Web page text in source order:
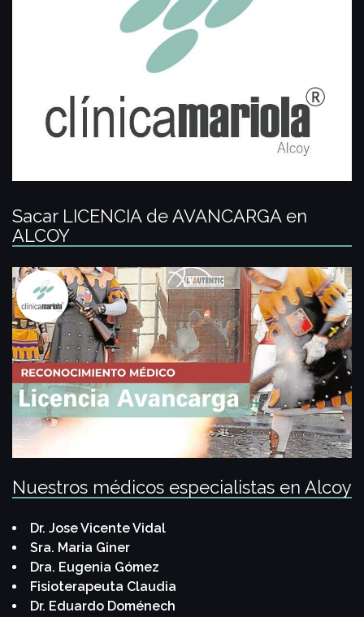
Sacar LICENCIA de AVANCARGA en
ALCOY
Nuestros médicos especialistas en Alcoy
Dr. Jose Vicente Vidal
Sra. Maria Giner
Dra. Eugenia Gómez
Fisioterapeuta Claudia
Dr. Eduardo Doménech